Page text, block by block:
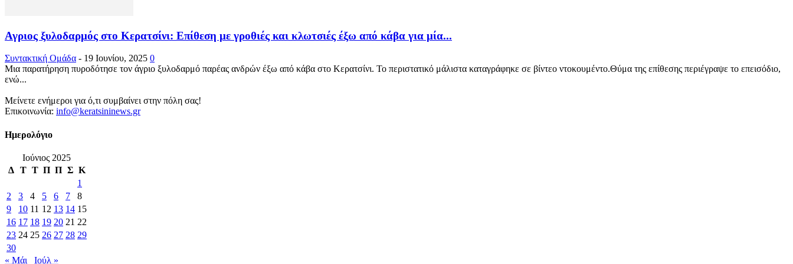
Αγριος ξυλοδαρμός στο Κερατσίνι: Επίθεση με γροθιές και κλωτσιές έξω από κάβα για μία...
Συντακτική Ομάδα - 19 Ιουνίου, 2025 0
Μια παρατήρηση πυροδότησε τον άγριο ξυλοδαρμό παρέας ανδρών έξω από κάβα στο Κερατσίνι. Το περιστατικό μάλιστα καταγράφηκε σε βίντεο ντοκουμέντο.Θύμα της επίθεσης περιέγραψε το επεισόδιο,
ενώ...
Μείνετε ενήμεροι για ό,τι συμβαίνει στην πόλη σας!
Επικοινωνία: info@keratsininews.gr
Ημερολόγιο
Ιούνιος 2025
Δ Τ Τ Π Π Σ Κ
1
2
3 4 5 6 7
8
9
10 11 12 13 14 15
16 17 18 19 20 21 22
23 24 25 26 27 28 29
30
« Μάι
Ιούλ »